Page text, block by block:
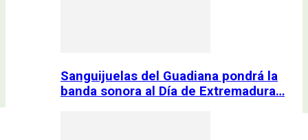
Sanguijuelas del Guadiana pondrá la
banda sonora al Día de Extremadura…